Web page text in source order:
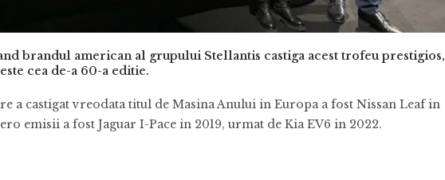
brandul american al grupului Stellantis castiga acest trofeu prestigios,
cea de-a 60-a editie.
a castigat vreodata titul de Masina Anului in Europa a fost Nissan Leaf in
emisii a fost Jaguar I-Pace in 2019, urmat de Kia EV6 in 2022.